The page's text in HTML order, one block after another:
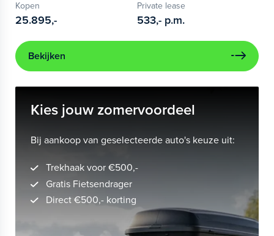
Kopen
25.895,-
Private lease
533,- p.m.
Bekijken
Kies jouw zomervoordeel
Bij aankoop van geselecteerde auto's keuze uit:
Trekhaak voor €500,-
Gratis Fietsendrager
Direct €500,- korting